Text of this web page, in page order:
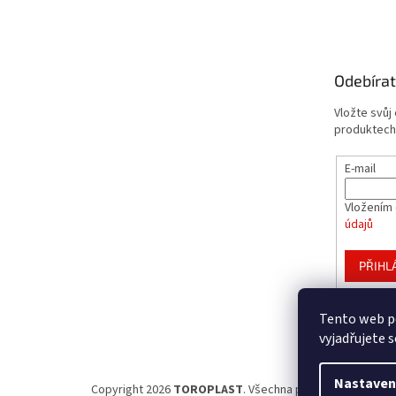
Tento web
vyjadřujete
Vložte svůj
E-mail
údajů
Copyright 2026 TOROPLAST. Všechna práva vyhrazena.